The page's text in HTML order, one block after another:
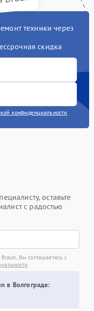
техники через
скидка
конфиденциальности
оставьте
с радостью
Вы соглашаетесь с
в Волгограде: